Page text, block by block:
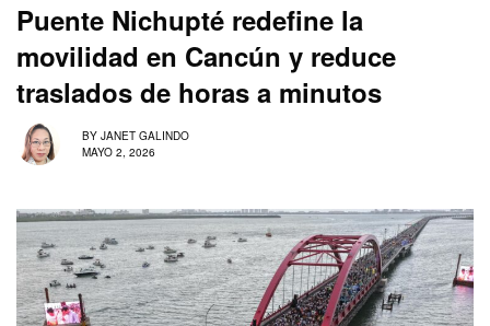
Puente Nichupté redefine la
movilidad en Cancún y reduce
traslados de horas a minutos
BY JANET GALINDO
MAYO 2, 2026